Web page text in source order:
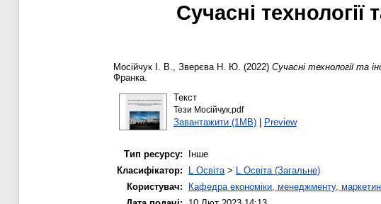
Сучасні
Мосійчук І. В., Зверєва Н. Ю. (2022) Сучасні технології та
Франка.
Текст
Тези Мосійчук.pdf
Завантажити (1MB)| Preview
Тип ресурсу:
Інше
Класифікатор:
L Освіта> L Освіта (Загальне)
Користувач:
Кафедра економіки, менеджменту,